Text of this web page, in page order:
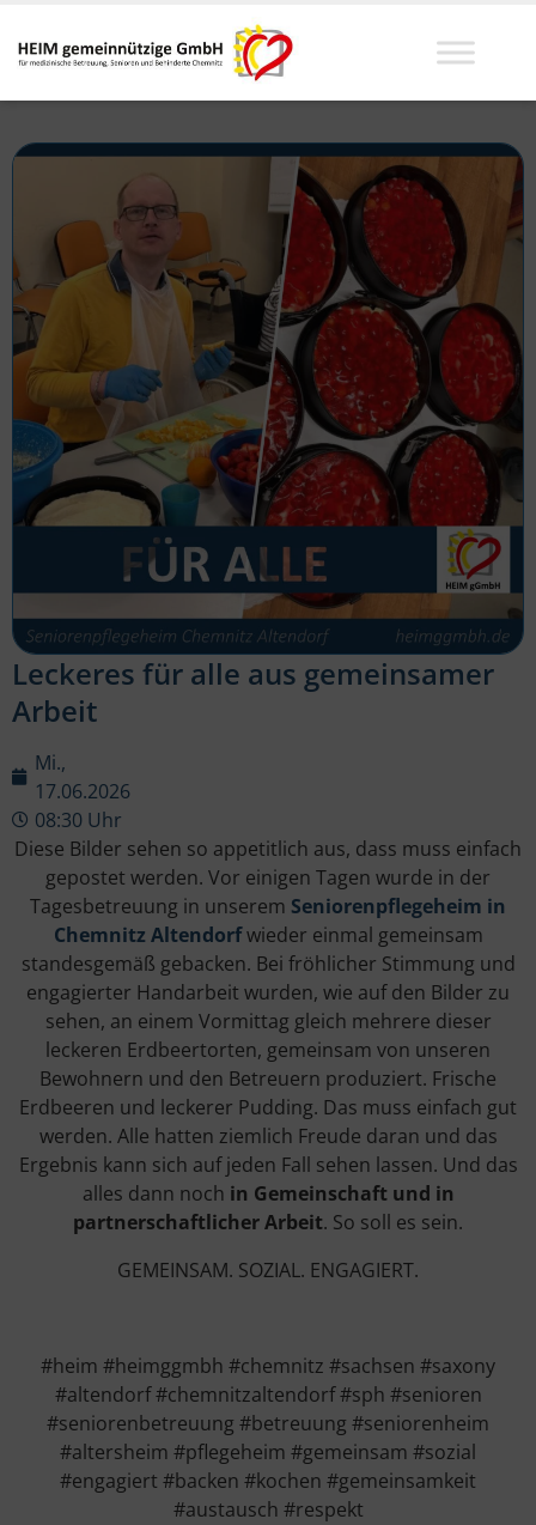
Leckeres für alle aus gemeinsamer
Arbeit
Mi.,
17.06.2026
08:30 Uhr
Diese Bilder sehen so appetitlich aus, dass muss einfach
gepostet werden. Vor einigen Tagen wurde in der
Tagesbetreuung in unserem Seniorenpflegeheim in
Chemnitz Altendorfwieder einmal gemeinsam
standesgemäß gebacken. Bei fröhlicher Stimmung und
engagierter Handarbeit wurden, wie auf den Bilder zu
sehen, an einem Vormittag gleich mehrere dieser
leckeren Erdbeertorten, gemeinsam von unseren
Bewohnern und den Betreuern produziert. Frische
Erdbeeren und leckerer Pudding. Das muss einfach gut
werden. Alle hatten ziemlich Freude daran und das
Ergebnis kann sich auf jeden Fall sehen lassen. Und das
alles dann noch in Gemeinschaft und in
partnerschaftlicher Arbeit. So soll es sein.
GEMEINSAM. SOZIAL. ENGAGIERT.
#heim #heimggmbh #chemnitz #sachsen #saxony
#altendorf #chemnitzaltendorf #sph #senioren
#seniorenbetreuung #betreuung #seniorenheim
#altersheim #pflegeheim #gemeinsam #sozial
#engagiert #backen #kochen #gemeinsamkeit
#austausch #respekt